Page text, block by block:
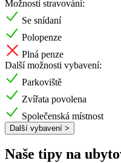
Možnosti stravování:
Se snídaní
Polopenze
Plná penze
Další možnosti vybavení:
Parkoviště
Zvířata povolena
Společenská místnost
Další vybavení >
Naše tipy na